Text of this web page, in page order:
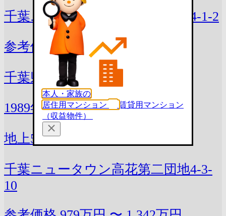
千葉ニュータウン高花第二団地4-1-2
参考価格 947万円 〜 1,298万円
千葉県印西市高花4丁目1-2
1989年8月(築38年)
地上5階 / 全465戸
千葉ニュータウン高花第二団地4-3-
10
本人・家族の
居住用マンション
賃貸用マンション
（収益物件）